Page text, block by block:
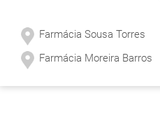
Farmácia Sousa Torres
Farmácia Moreira Barros